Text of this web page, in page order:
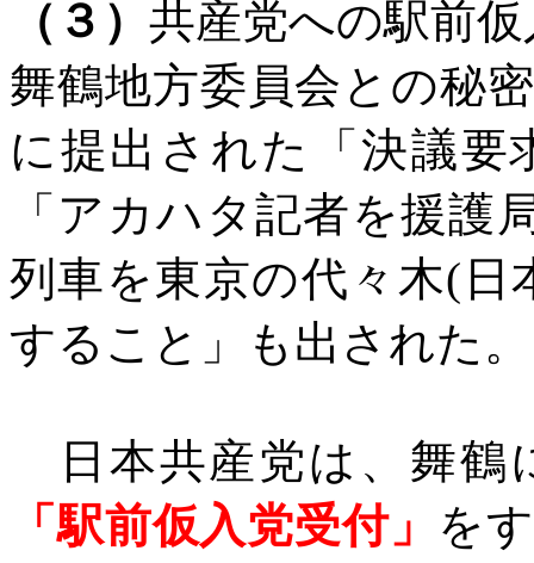
（３） 共産党への駅前
舞鶴地方委員会との秘
に提出された「決議
「アカハタ記者を援護
列車を東京の代々木( 日
すること」も出された。
日本共産党は、舞鶴
「駅前仮入党受付」 を